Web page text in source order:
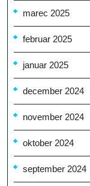
marec 2025
februar 2025
januar 2025
december 2024
november 2024
oktober 2024
september 2024